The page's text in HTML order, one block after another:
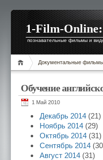
1-Film-
познавательные фильмы и
Документальные
Обучение
1 Май 2010
Декабрь 2014 (21)
Ноябрь 2014 (29)
Октябрь 2014 (31)
Сентябрь 2014
Август 2014 (31)